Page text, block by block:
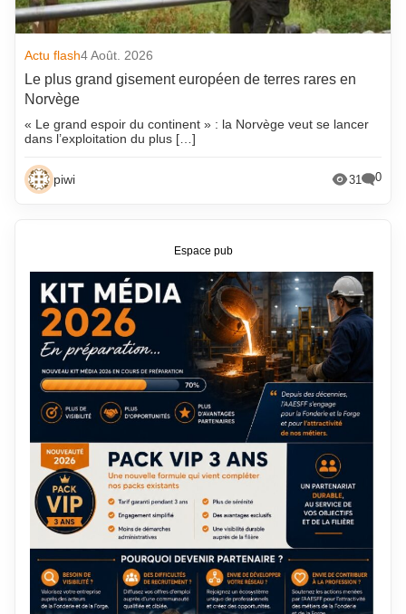
Actu flash4 Août. 2026
Le plus grand gisement européen de terres rares en
Norvège
« Le grand espoir du continent » : la Norvège veut se lancer
dans l’exploitation du plus […]
piwi 31 0
Espace pub